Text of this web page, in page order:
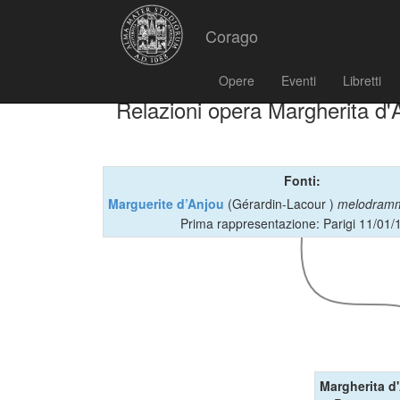
Corago
Opere Eventi Libretti
Relazioni opera Margherita
Fonti:
Marguerite d’Anjou (Gérardin-Lacour )
Prima rappresentazione: Parigi 11/01/
Margherita